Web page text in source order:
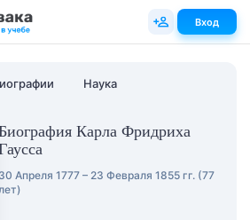
Наука
Карла Фридриха
30 Апреля 1777 – 23 Февраля 1855 гг. (77
Вход